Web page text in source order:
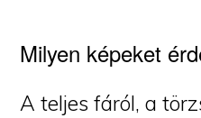
Milyen képeket
A teljes fáról, a